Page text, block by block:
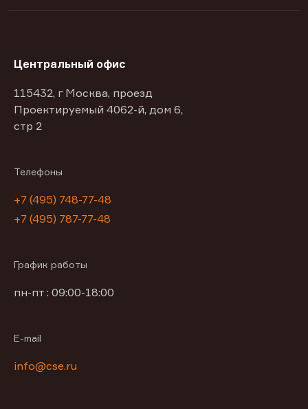
Центральный офис
115432, г Москва, проезд
Проектируемый 4062-й, дом 6,
стр 2
Телефоны
+7 (495) 748-77-48
+7 (495) 787-77-48
График работы
пн-пт : 09:00-18:00
E-mail
info@cse.ru